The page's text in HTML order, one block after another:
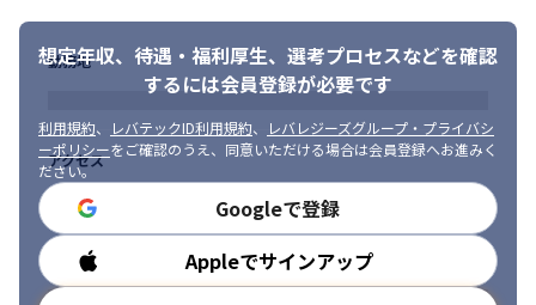
る」楽しさがあります
・新規の開発や改善についての提案に挑戦することも可能です
・それぞれの商品を専門で対応するため、深い知識を身につけら
想定年収、待遇・福利厚生、 選考プロセスなどを確認
するには会員登録が必要です
利用規約、 レバテックID利用規約、
レバレジーズグループ・プライバシ
ーポリシーをご確認のうえ、同意いただける場合は会員登録へお進みく
ださい。
Googleで登録
Appleでサインアップ
勤務地
アクセス
勤務時間